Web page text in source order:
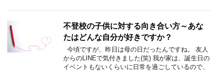
不登校の子供に対する向き合い方～あな
たはどんな自分が好きですか？
今頃ですが、昨日は母の日だったんですね。 友人
からのLINEで気付きました(笑) 我が家は、誕生日の
イベントもないくらいに日常を過ごしているので、